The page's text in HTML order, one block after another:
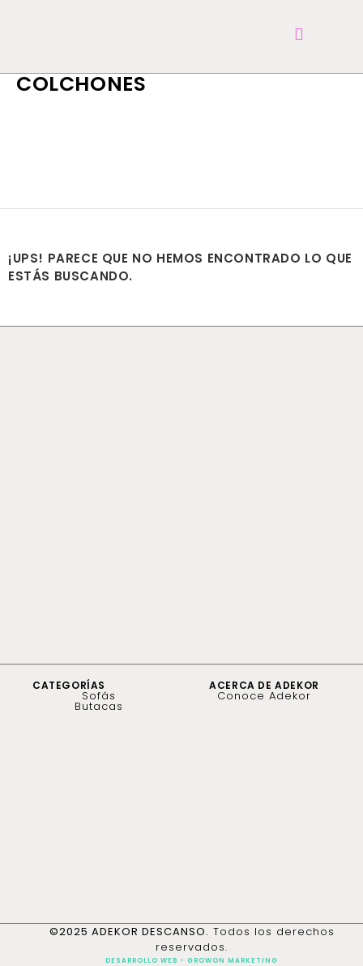
COLCHONES
¡UPS! PARECE QUE NO HEMOS ENCONTRADO LO QUE
ESTÁS BUSCANDO.
ACERCA DE ADEKOR
Conoce Adekor
CATEGORÍAS
Sofás
Butacas
©2025 ADEKOR DESCANSO. Todos los derechos
reservados.
DESARROLLO WEB - GROWON MARKETING